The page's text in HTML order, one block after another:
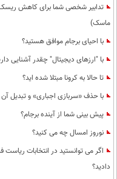
تدابیر شخصی شما برای کاهش ریسک
ماسک)
با احیای برجام موافق هستید؟
با "ارزهای دیجیتال" چقدر آشنایی
تا حالا به کرونا مبتلا شده اید؟
با حذف «سربازی اجباری» و تبدیل آن
پیش بینی شما از آینده برجام؟
نوروز امسال چه می کنید؟
اگر می توانستید در انتخابات
دادید؟